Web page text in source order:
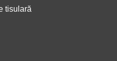
tisulară